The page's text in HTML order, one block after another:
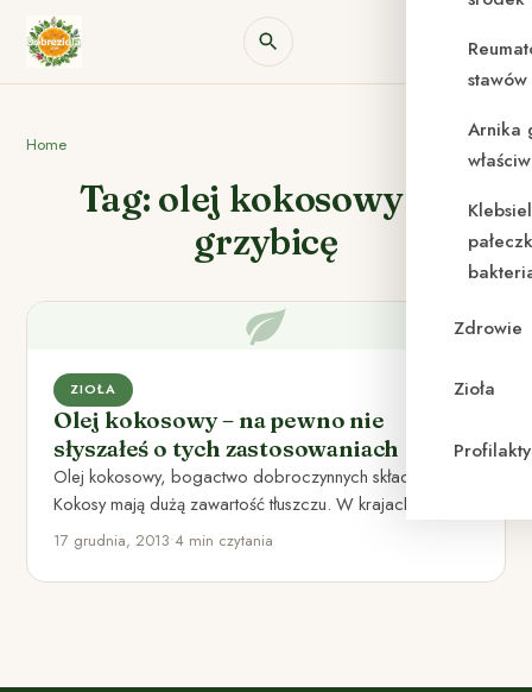
Arnika
Zdrowie
Zioła
Home
Tag: olej kokosowy na
grzybicę
ZIOŁA
Olej kokosowy – na pewno nie
słyszałeś o tych zastosowaniach
Olej kokosowy, bogactwo dobroczynnych składników
Kokosy mają dużą zawartość tłuszczu. W krajach, gdzie
rośnie palma kokosowa, olej pozyskuje…
17 grudnia, 2013•4 min czytania